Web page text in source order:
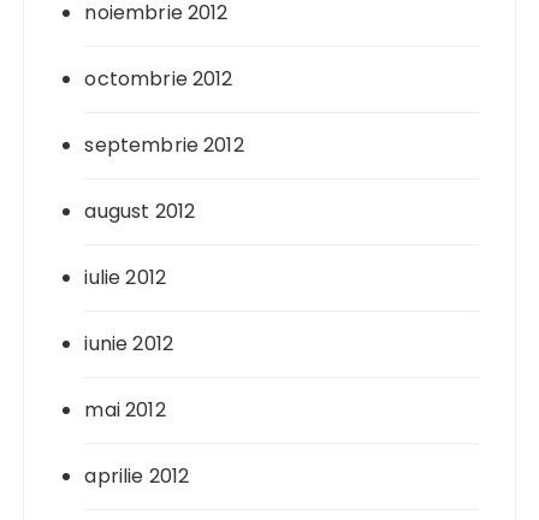
noiembrie 2012
octombrie 2012
septembrie 2012
august 2012
iulie 2012
iunie 2012
mai 2012
aprilie 2012